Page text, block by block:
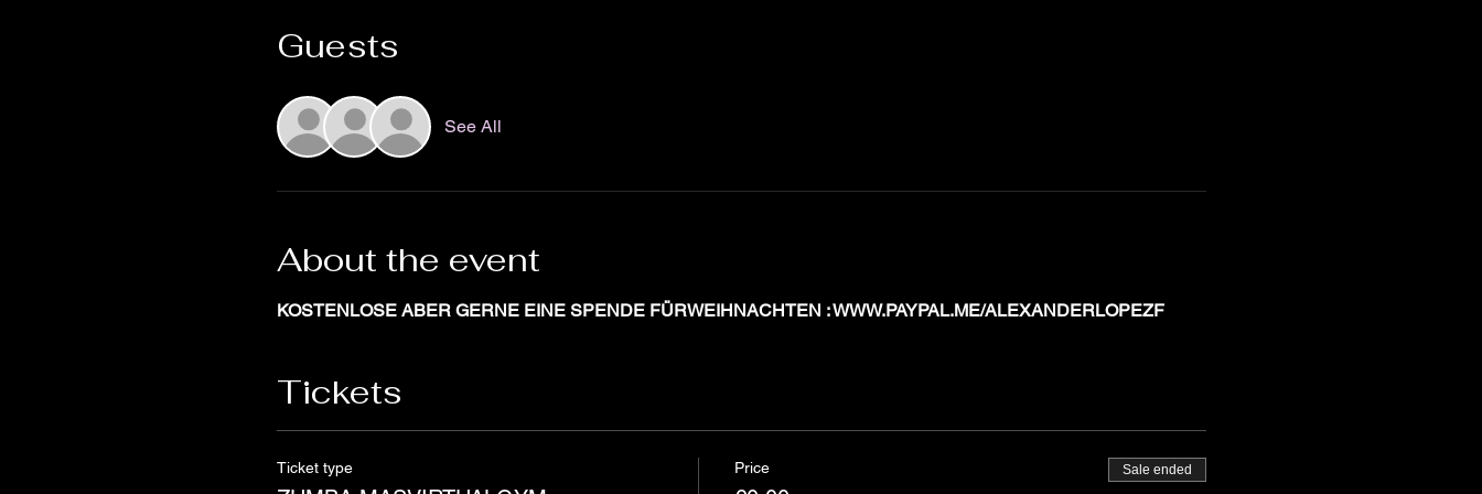
Guests
See All
About the event
KOSTENLOSE ABER GERNE EINE SPENDE FÜRWEIHNACHTEN : WWW.PAYPAL.ME/ALEXANDERLOPEZF
Tickets
Ticket type Price Sale ended